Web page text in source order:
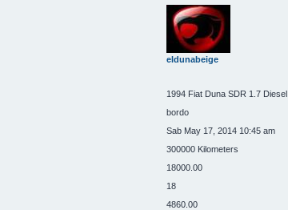
eldunabeige
1994 Fiat Duna SDR 1.7 Diesel
bordo
Sab May 17, 2014 10:45 am
300000 Kilometers
18000.00
18
4860.00